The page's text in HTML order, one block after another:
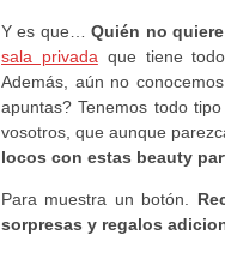
Y es que…Quién no
sala privada que tiene
Además, aún no
apuntas? Tenemos todo
vosotros, que aunque
locos con estas beauty
Para muestra un botón.
sorpresas y regalos